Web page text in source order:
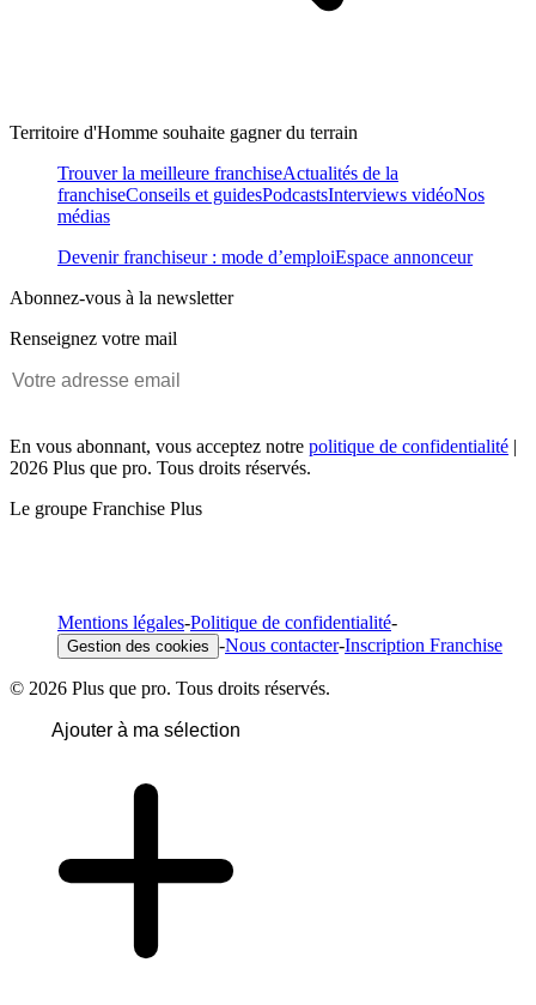
Territoire d'Homme souhaite gagner du terrain
Trouver la meilleure franchiseActualités de la
franchiseConseils et guidesPodcastsInterviews vidéoNos
médias
Devenir franchiseur : mode d’emploiEspace annonceur
Abonnez-vous à la newsletter
Renseignez votre mail
En vous abonnant, vous acceptez notre politique de confidentialité |
2026 Plus que pro. Tous droits réservés.
Le groupe Franchise Plus
Mentions légales-Politique de confidentialité-
Gestion des cookies -Nous contacter-Inscription Franchise
© 2026 Plus que pro. Tous droits réservés.
Ajouter à ma sélection